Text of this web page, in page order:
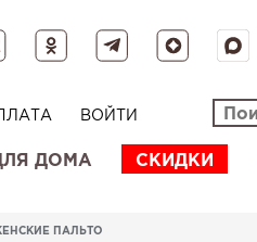
ВОЙТИ
ДОМА СКИДКИ
ПАЛЬТО